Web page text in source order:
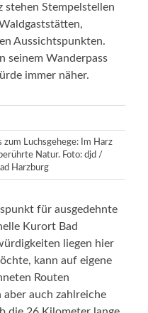
stehen Stempelstellen
Aussichtspunkten.
seinem Wanderpass
immer näher.
zum Luchsgehege: Im Harz
Natur. Foto: djd /
Harzburg
für ausgedehnte
Kurort Bad
liegen hier
kann auf eigene
Routen
auch zahlreiche